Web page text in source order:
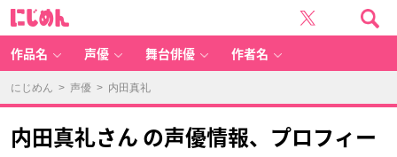
作品名 声優 舞台俳優 作者名
にじめん > 声優 > 内田真礼
内田真礼さん の声優情報、プロフィー